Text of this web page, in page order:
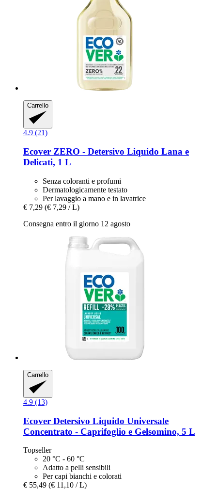
Carrello
4.9 (21)
Ecover ZERO -​ Detersivo Liquido Lana e
Delicati, 1 L
Senza coloranti e profumi
Dermatologicamente testato
Per lavaggio a mano e in lavatrice
€ 7,29 (€ 7,29 / L)
Consegna entro il giorno 12 agosto
Carrello
4.9 (13)
Ecover Detersivo Liquido Universale
Concentrato -​ Caprifoglio e Gelsomino, 5 L
Topseller
20 °C - 60 °C
Adatto a pelli sensibili
Per capi bianchi e colorati
€ 55,49 (€ 11,10 / L)